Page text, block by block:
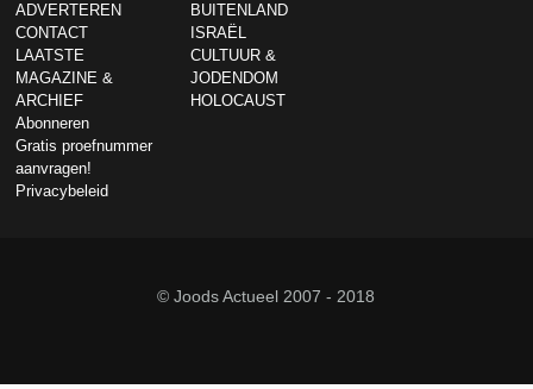
ADVERTEREN
CONTACT
LAATSTE
MAGAZINE &
ARCHIEF
Abonneren
Gratis proefnummer
aanvragen!
Privacybeleid
BUITENLAND
ISRAËL
CULTUUR &
JODENDOM
HOLOCAUST
© Joods Actueel 2007 - 2018